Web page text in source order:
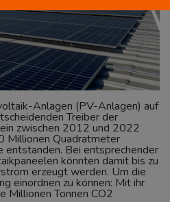
Anlagen (PV-Anlagen) auf
Treiber der
zwischen 2012 und 2022
Millionen Quadratmeter
entstanden. Bei entsprechender
könnten damit bis zu
erzeugt werden. Um die
einordnen zu können: Mit ihr
Millionen Tonnen CO2